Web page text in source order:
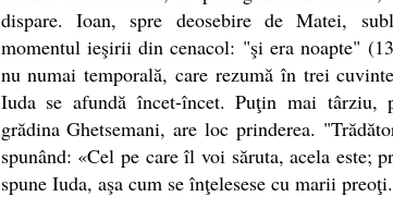
dispare. Ioan, spre deosebire de Matei,
momentul ieşirii din cenacol: "şi era noapte"
nu numai temporală, care rezumă în trei
Iuda se afundă încet-încet. Puţin mai
grădina Ghetsemani, are loc prinderea.
spunând: «Cel pe care îl voi săruta, acela este;
spune Iuda, aşa cum se înţelesese cu marii preoţi.